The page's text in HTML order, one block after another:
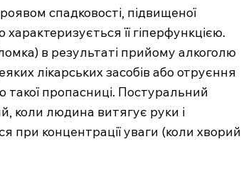
спадковості, підвищеної
її гіперфункцією.
в результаті прийому алкоголю
лікарських засобів або отруєння
пропасниці. Постуральний
коли людина витягує руки і
при концентрації уваги (коли хворий